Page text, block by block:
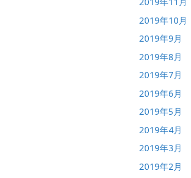
2019年10月
2019年9月
2019年8月
2019年7月
2019年6月
2019年5月
2019年4月
2019年3月
2019年2月